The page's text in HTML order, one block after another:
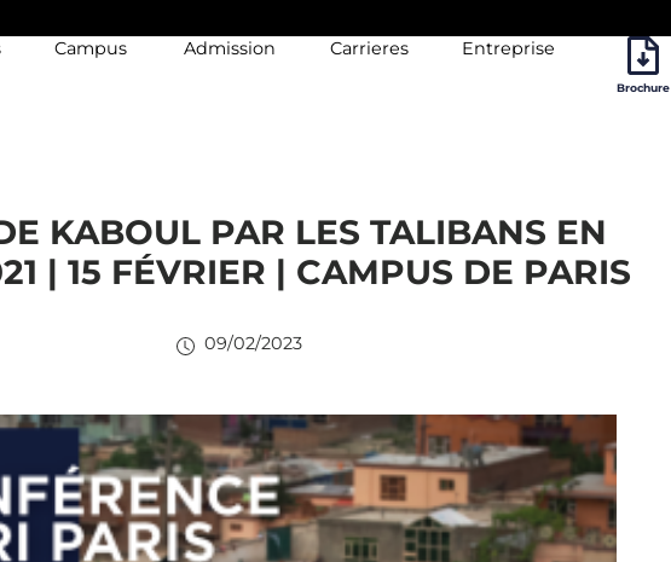
Campus Admission Carrieres Entreprise
Brochure
KABOUL PAR LES TALIBANS EN
| 15 FÉVRIER | CAMPUS DE PARIS
09/02/2023